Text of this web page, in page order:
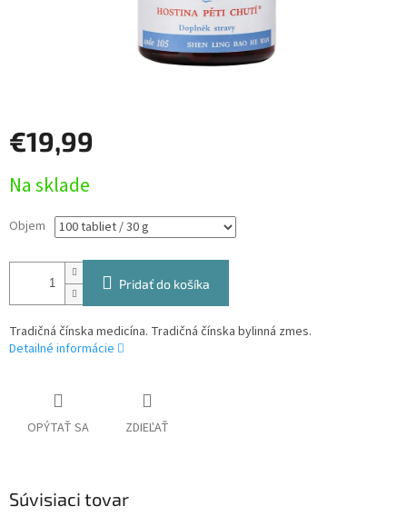
€19,99
cena:
Na sklade
Objem
Pridať do košíka
Tradičná čínska medicína. Tradičná čínska bylinná zmes.
Detailné informácie
OPÝTAŤ SA ZDIEĽAŤ
Súvisiaci tovar